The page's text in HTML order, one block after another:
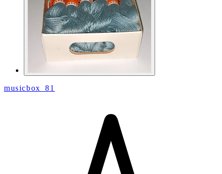
musicbox_81